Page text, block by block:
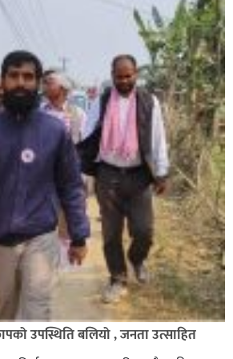
उपस्थिति बलियो , जनता उत्साहित